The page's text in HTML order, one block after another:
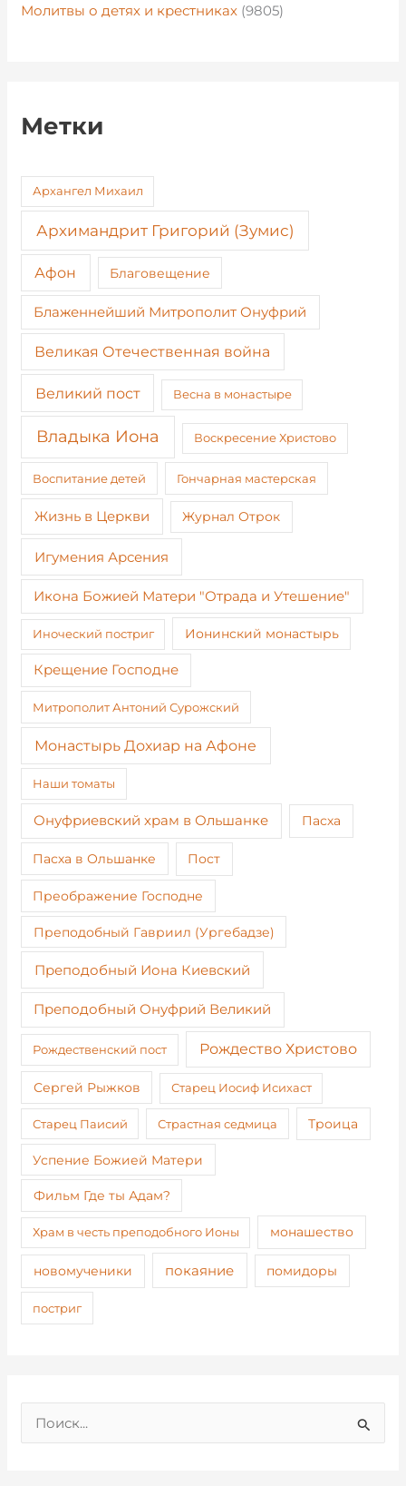
Молитвы о детях и крестниках (9805)
Метки
Архангел Михаил
Архимандрит Григорий (Зумис)
Афон Благовещение
Блаженнейший Митрополит Онуфрий
Великая Отечественная война
Великий пост Весна в монастыре
Владыка Иона Воскресение Христово
Воспитание детей Гончарная мастерская
Жизнь в Церкви Журнал Отрок
Игумения Арсения
Икона Божией Матери "Отрада и Утешение"
Иноческий постриг Ионинский монастырь
Крещение Господне
Митрополит Антоний Сурожский
Монастырь Дохиар на Афоне
Наши томаты
Онуфриевский храм в Ольшанке Пасха
Пасха в Ольшанке Пост
Преображение Господне
Преподобный Гавриил (Ургебадзе)
Преподобный Иона Киевский
Преподобный Онуфрий Великий
Рождественский пост Рождество Христово
Сергей Рыжков Старец Иосиф Исихаст
Старец Паисий Страстная седмица Троица
Успение Божией Матери
Фильм Где ты Адам?
Храм в честь преподобного Ионы монашество
новомученики покаяние помидоры
постриг